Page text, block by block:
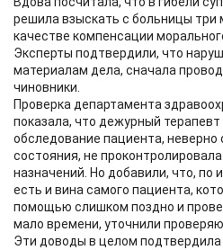
решила взыскать с больницы три
качестве компенсации
Эксперты подтвердили, что
материалам дела, сначала
чиновники.
Проверка департамента
показала, что дежурный
обследование пациента, неверно
состояния, не
назначений. Но добавили, что, по
есть и вина самого пациента,
помощью слишком поздно и
мало времени, уточнили
Эти доводы в целом